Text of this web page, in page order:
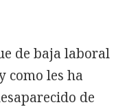
de baja laboral
como les ha
de